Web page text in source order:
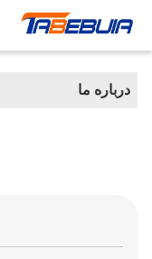
درباره ما